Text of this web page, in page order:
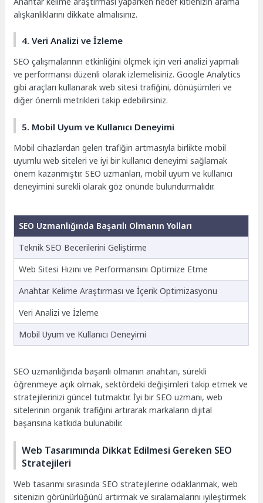
alışkanlıklarını dikkate almalısınız.
4. Veri Analizi ve İzleme
SEO çalışmalarının etkinliğini ölçmek için veri analizi yapmalı
ve performansı düzenli olarak izlemelisiniz. Google Analytics
gibi araçları kullanarak web sitesi trafiğini, dönüşümleri ve
diğer önemli metrikleri takip edebilirsiniz.
5. Mobil Uyum ve Kullanıcı Deneyimi
Mobil cihazlardan gelen trafiğin artmasıyla birlikte mobil
uyumlu web siteleri ve iyi bir kullanıcı deneyimi sağlamak
önem kazanmıştır. SEO uzmanları, mobil uyum ve kullanıcı
deneyimini sürekli olarak göz önünde bulundurmalıdır.
SEO Uzmanlığında Başarılı Olmanın Yolları
Teknik SEO Becerilerini Geliştirme
Web Sitesi Hızını ve Performansını Optimize Etme
Anahtar Kelime Araştırması ve İçerik Optimizasyonu
Veri Analizi ve İzleme
Mobil Uyum ve Kullanıcı Deneyimi
SEO uzmanlığında başarılı olmanın anahtarı, sürekli
öğrenmeye açık olmak, sektördeki değişimleri takip etmek ve
stratejilerinizi güncel tutmaktır. İyi bir SEO uzmanı, web
sitelerinin organik trafiğini artırarak markaların dijital
başarısına katkıda bulunabilir.
Web Tasarımında Dikkat Edilmesi Gereken SEO
Stratejileri
Web tasarımı sırasında SEO stratejilerine odaklanmak, web
sitenizin görünürlüğünü artırmak ve sıralamalarını iyileştirmek